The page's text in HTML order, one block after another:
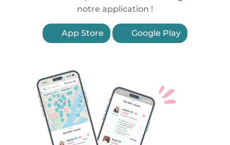
notre application !
App Store Google Play